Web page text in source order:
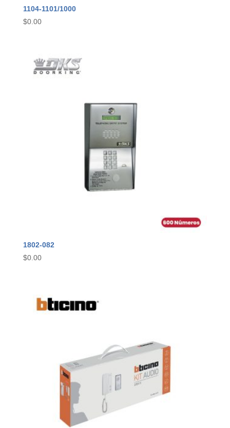
1104-1101/1000
$0.00
1802-082
$0.00